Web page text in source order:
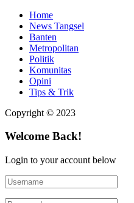
Home
News Tangsel
Banten
Metropolitan
Politik
Komunitas
Opini
Tips & Trik
Copyright © 2023
Welcome Back!
Login to your account below